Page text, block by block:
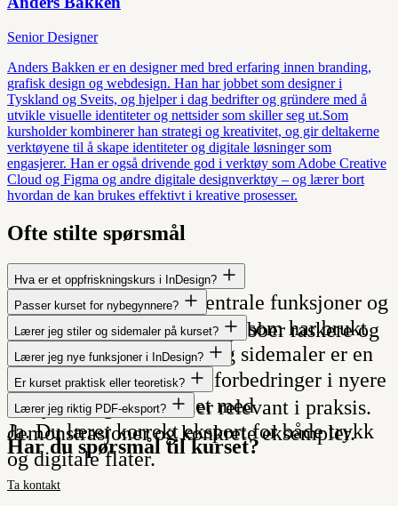
Senior Designer
Anders Bakken er en designer med bred erfaring innen branding,
grafisk design og webdesign. Han har jobbet som designer i
Tyskland og Sveits, og hjelper i dag bedrifter og gründere med å
utvikle visuelle identiteter og nettsider som skiller seg ut.Som
kursholder kombinerer han strategi og kreativitet, og gir deltakerne
verktøyene til å skape identiteter og digitale løsninger som
engasjerer. Han er også drivende god i verktøy som Adobe Creative
Cloud og Figma og andre digitale designverktøy – og lærer bort
hvordan de kan brukes effektivt i kreative prosesser.
Ofte stilte spørsmål
Hva er et oppfriskningskurs i InDesign?
Et kurs som repeterer sentrale funksjoner og
arbeidsmetoder slik at du jobber raskere og
mer strukturert.
Passer kurset for nybegynnere?
Nei. Kurset er laget for deg som har brukt
InDesign tidligere.
Lærer jeg stiler og sidemaler på kurset?
Ja. Riktig bruk av stiler og sidemaler er en
viktig del av kurset.
Lærer jeg nye funksjoner i InDesign?
Ja. Du får oversikt over forbedringer i nyere
versjoner og hva som er relevant i praksis.
Er kurset praktisk eller teoretisk?
Kurset er praktisk rettet med
demonstrasjoner og konkrete eksempler.
Lærer jeg riktig PDF-eksport?
Ja. Du lærer korrekt eksport for både trykk
og digitale flater.
Har du spørsmål til kurset?
Ta kontakt